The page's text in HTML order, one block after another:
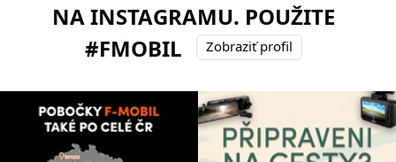
NA INSTAGRAMU. POUŽITE
#FMOBIL
Zobraziť profil